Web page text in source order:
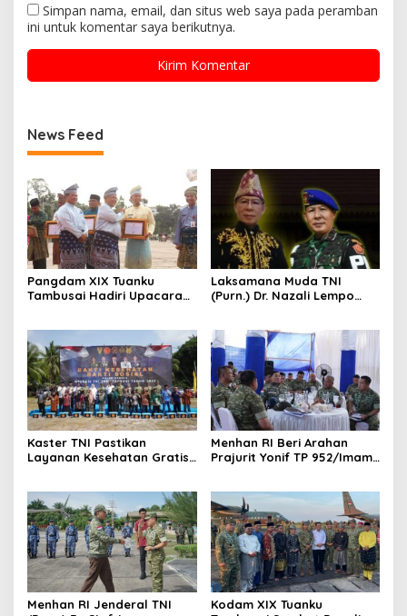
Simpan nama, email, dan situs web saya pada peramban
ini untuk komentar saya berikutnya.
News Feed
Pangdam XIX Tuanku
Tambusai Hadiri Upacara
Laksamana Muda TNI
(Purn.) Dr. Nazali Lempo
Tegas, Berintegritas, dan
Tidak Berkompromi
terhadap Penegakan
Hukum
Kaster TNI Pastikan
Layanan Kesehatan Gratis
untuk Masyarakat Lingga
Menhan RI Beri Arahan
Prajurit Yonif TP 952/Imam
Penguatan Satuan
Menhan RI Jenderal TNI
Kodam XIX Tuanku